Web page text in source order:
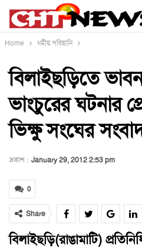
Home ধর্মীয় পরিহানি
বিলাইছড়িতে
ভাংচুরের ঘটনার
ভিক্ষু সংঘের
প্রকাশ : January 29, 2012 2:53 pm
0
Share
বিলাইছড়ি(রাঙামাটি)